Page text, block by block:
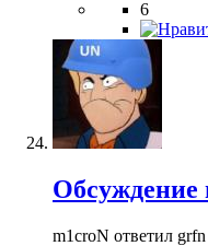
6
m1croN ответил